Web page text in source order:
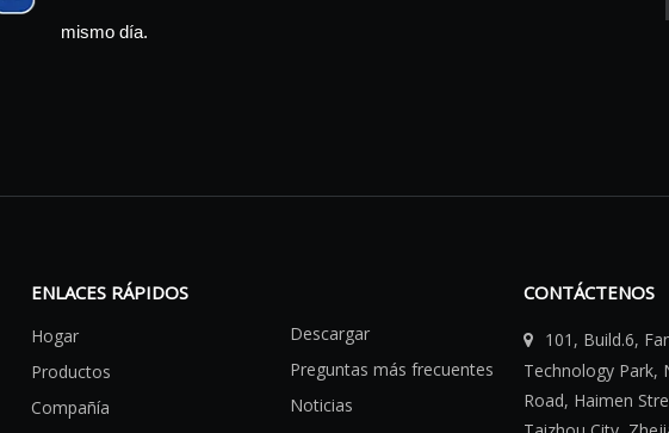
mismo día.
ENLACES RÁPIDOS
Hogar
Productos
Compañía
Descargar
Preguntas más frecuentes
Noticias
CONTÁCTENOS
 101, Build.6,
Technology Park,
Road, Haimen